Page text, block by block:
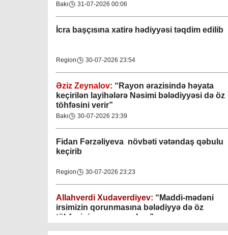
Bakı 31-07-2026 00:06
İcra başçısına xatirə hədiyyəsi təqdim edilib
Region 30-07-2026 23:54
Əziz Zeynalov: “Rayon ərazisində həyata
keçirilən layihələrə Nəsimi bələdiyyəsi də öz
töhfəsini verir”
Bakı 30-07-2026 23:39
Fidan Fərzəliyeva növbəti vətəndaş qəbulu
keçirib
Region 30-07-2026 23:23
Allahverdi Xudaverdiyev: “Maddi-mədəni
irsimizin qorunmasına bələdiyyə də öz
töhfəsini verməyə çalışır”
Gəncə şəhəri Nizami bələdiyyəsi
08-04-2023
M.Ə.Rəsuzladə bələdiyyəsi
07-04-2023
Xətai bələdiyyəsi
Mingəçevir bələdiyyəsi